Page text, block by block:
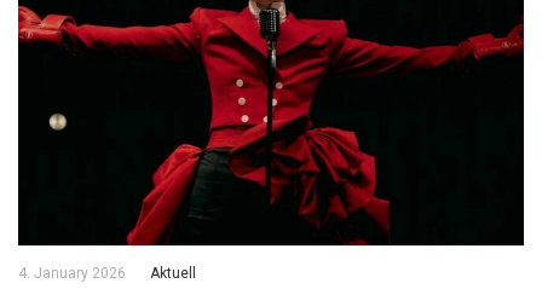
4. January 2026 Aktuell